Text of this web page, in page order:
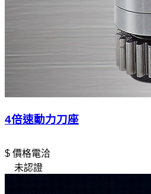
4倍速動力刀座
$ 價格電洽
未認證